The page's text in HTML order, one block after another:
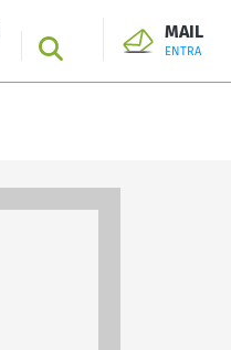
SEARCH
MAIL
ENTRA